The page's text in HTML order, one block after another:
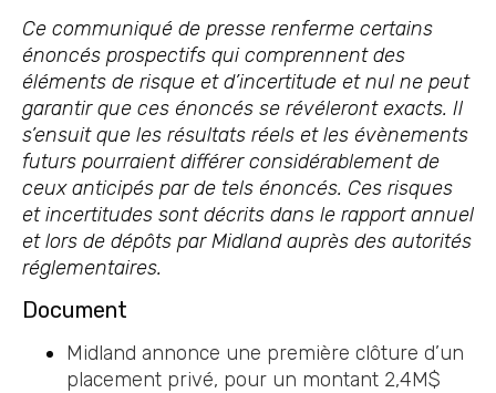
Ce communiqué de presse renferme certains
énoncés prospectifs qui comprennent des
éléments de risque et d’incertitude et nul ne peut
garantir que ces énoncés se révéleront exacts. Il
s’ensuit que les résultats réels et les évènements
futurs pourraient différer considérablement de
ceux anticipés par de tels énoncés. Ces risques
et incertitudes sont décrits dans le rapport annuel
et lors de dépôts par Midland auprès des autorités
réglementaires.
Document
Midland annonce une première clôture d’un
placement privé, pour un montant 2,4M$